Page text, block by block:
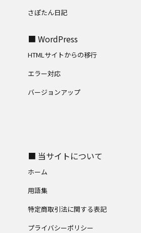
さぽたん日記
■ WordPress
HTMLサイトからの移行
エラー対応
バージョンアップ
■ 当サイトについて
ホーム
用語集
特定商取引法に関する表記
プライバシーポリシー